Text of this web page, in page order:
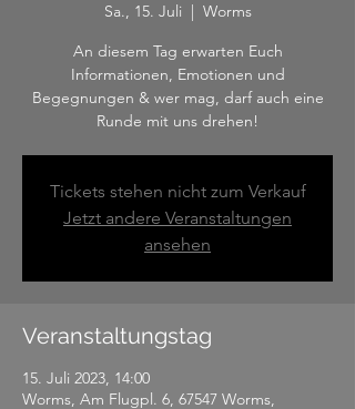
Sa., 15. Juli
  |
Worms
An diesem Tag erwarten Euch
Informationen, Emotionen und
Begegnungen & wer mag, darf auch eine
Runde mit uns drehen!
Tickets stehen nicht zum Verkauf
Jetzt andere Veranstaltungen
ansehen
Veranstaltungstag
15. Juli 2023, 14:00
Worms, Am Flugpl. 6, 67547 Worms,